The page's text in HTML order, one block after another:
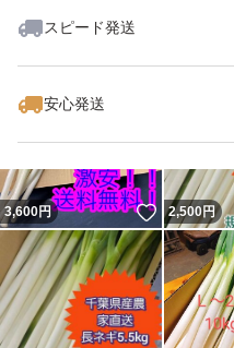
入をお控えください。
スピード発送
安心発送
3,600円 いいね！
2,500円